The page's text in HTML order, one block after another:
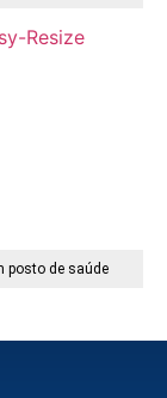
posto de saúde